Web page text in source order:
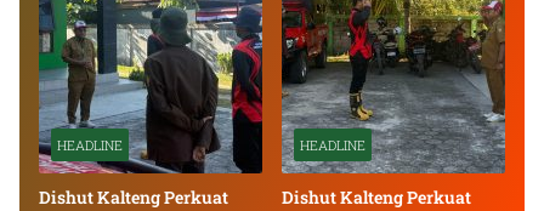
HEADLINE
Dishut Kalteng Perkuat
HEADLINE
Dishut Kalteng Perkuat